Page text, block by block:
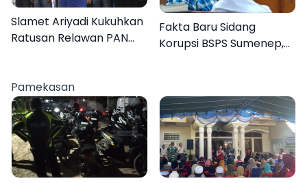
Slamet Ariyadi Kukuhkan
Ratusan Relawan PAN
Rakyat
Fakta Baru Sidang
Korupsi BSPS Sumenep,
Pamekasan